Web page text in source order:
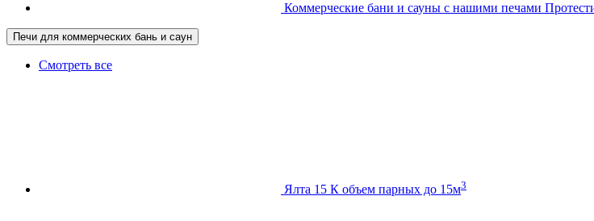
Коммерческие бани и сауны с нашими печами
Печи для коммерческих бань и саун
Смотреть все
Ялта 15 К объем парных до 15м3